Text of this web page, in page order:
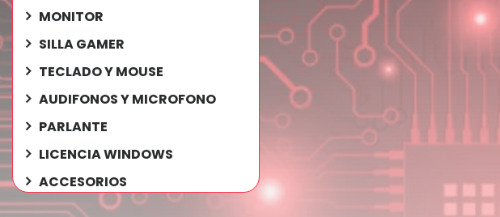
MONITOR
SILLA GAMER
TECLADO Y MOUSE
AUDIFONOS Y MICROFONO
PARLANTE
LICENCIA WINDOWS
ACCESORIOS